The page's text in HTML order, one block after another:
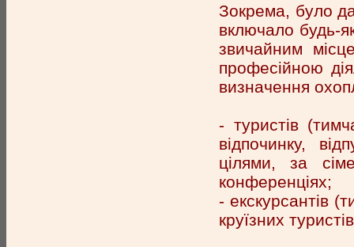
Зокрема, було
включало будь-
звичайним
професійною
визначення
- туристів
відпочинку,
цілями, за
конференціях;
- екскурсантів
круїзних